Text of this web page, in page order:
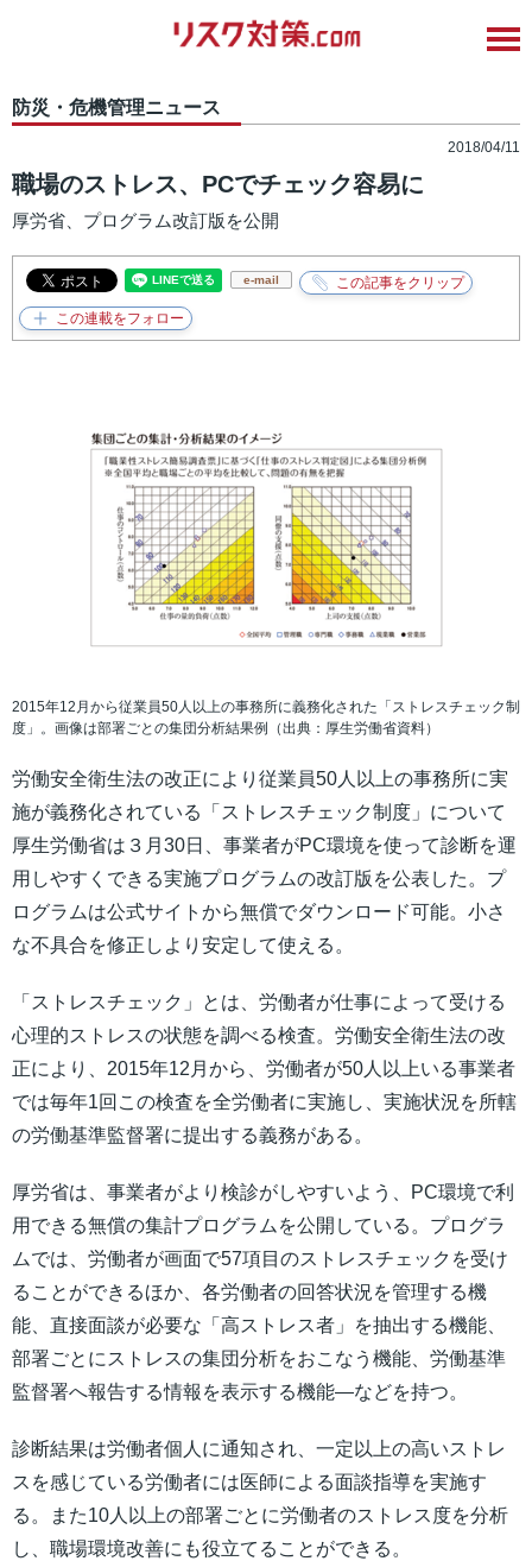
防災・危機管理ニュース
2018/04/11
職場のストレス、PCでチェック容易に
厚労省、プログラム改訂版を公開
e-mail
2015年12月から従業員50人以上の事務所に義務化された「ストレスチェック制
度」。画像は部署ごとの集団分析結果例（出典：厚生労働省資料）
労働安全衛生法の改正により従業員50人以上の事務所に実
施が義務化されている「ストレスチェック制度」について
厚生労働省は３月30日、事業者がPC環境を使って診断を運
用しやすくできる実施プログラムの改訂版を公表した。プ
ログラムは公式サイトから無償でダウンロード可能。小さ
な不具合を修正しより安定して使える。
「ストレスチェック」とは、労働者が仕事によって受ける
心理的ストレスの状態を調べる検査。労働安全衛生法の改
正により、2015年12月から、労働者が50人以上いる事業者
では毎年1回この検査を全労働者に実施し、実施状況を所轄
の労働基準監督署に提出する義務がある。
厚労省は、事業者がより検診がしやすいよう、PC環境で利
用できる無償の集計プログラムを公開している。プログラ
ムでは、労働者が画面で57項目のストレスチェックを受け
ることができるほか、各労働者の回答状況を管理する機
能、直接面談が必要な「高ストレス者」を抽出する機能、
部署ごとにストレスの集団分析をおこなう機能、労働基準
監督署へ報告する情報を表示する機能―などを持つ。
診断結果は労働者個人に通知され、一定以上の高いストレ
スを感じている労働者には医師による面談指導を実施す
る。また10人以上の部署ごとに労働者のストレス度を分析
し、職場環境改善にも役立てることができる。